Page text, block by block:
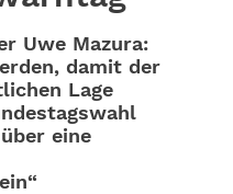
Uwe Mazura:
damit der
Lage
eine